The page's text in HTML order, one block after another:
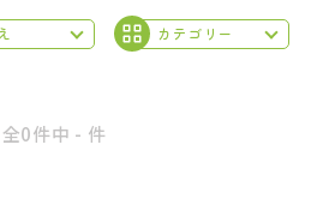
全0件中 - 件